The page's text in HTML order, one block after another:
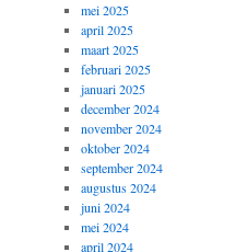
mei 2025
april 2025
maart 2025
februari 2025
januari 2025
december 2024
november 2024
oktober 2024
september 2024
augustus 2024
juni 2024
mei 2024
april 2024